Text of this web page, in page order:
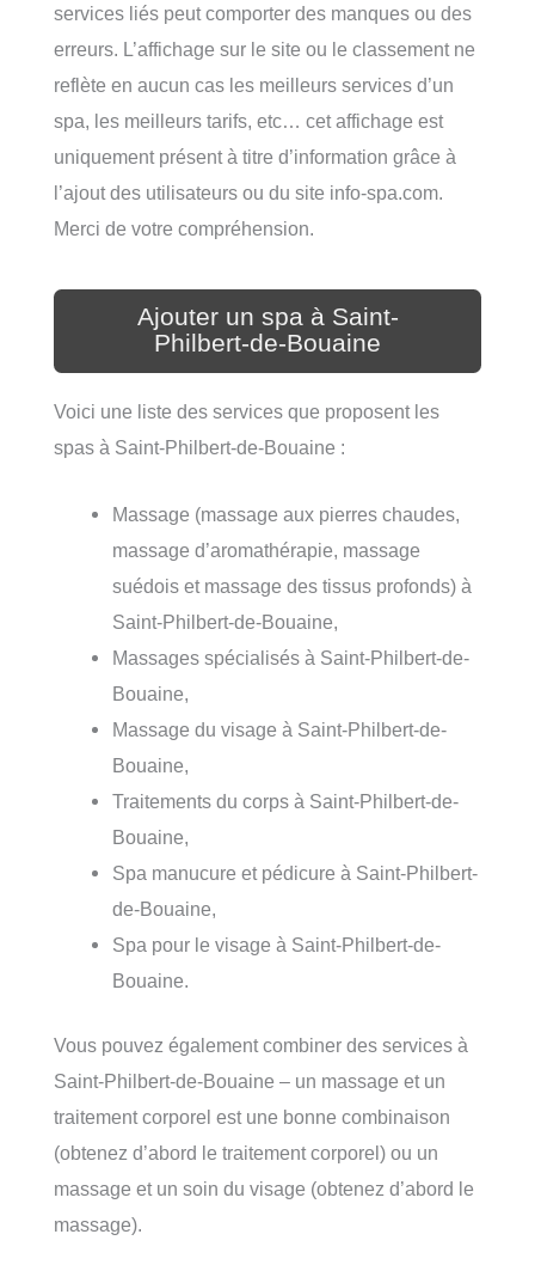
services liés peut comporter des manques ou des
erreurs. L’affichage sur le site ou le classement ne
reflète en aucun cas les meilleurs services d’un
spa, les meilleurs tarifs, etc… cet affichage est
uniquement présent à titre d’information grâce à
l’ajout des utilisateurs ou du site info-spa.com.
Merci de votre compréhension.
Ajouter un spa à Saint-
Philbert-de-Bouaine
Voici une liste des services que proposent les
spas à Saint-Philbert-de-Bouaine :
Massage (massage aux pierres chaudes,
massage d’aromathérapie, massage
suédois et massage des tissus profonds) à
Saint-Philbert-de-Bouaine,
Massages spécialisés à Saint-Philbert-de-
Bouaine,
Massage du visage à Saint-Philbert-de-
Bouaine,
Traitements du corps à Saint-Philbert-de-
Bouaine,
Spa manucure et pédicure à Saint-Philbert-
de-Bouaine,
Spa pour le visage à Saint-Philbert-de-
Bouaine.
Vous pouvez également combiner des services à
Saint-Philbert-de-Bouaine – un massage et un
traitement corporel est une bonne combinaison
(obtenez d’abord le traitement corporel) ou un
massage et un soin du visage (obtenez d’abord le
massage).